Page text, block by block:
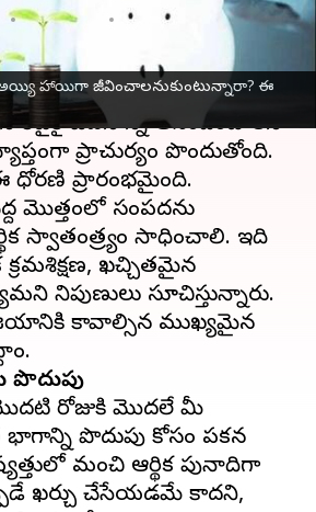
హాయిగా జీవించాలనుకుంటున్నారా? ఈ
Nov 27, 2024 04:23 pm
రిటైరై జీవనాన్ని ఆనందించాలనే
ప్రాచుర్యం పొందుతోంది.
ప్రారంభమైంది.
మొత్తంలో సంపదను
స్వాతంత్ర్యం సాధించాలి. ఇది
క్రమశిక్షణ, ఖచ్చితమైన
నిపుణులు సూచిస్తున్నారు.
కావాల్సిన ముఖ్యమైన
పొదుపు
రోజుకి మొదలే మీ
పొదుపు కోసం పక్కన
మంచి ఆర్థిక పునాదిగా
ఖర్చు చేసేయడమే కాదని,